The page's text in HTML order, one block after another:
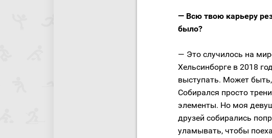
— Всю твою карьеру
было?
— Это случилось на
Хельсинборге в 2018
выступать. Может
Собирался просто
элементы. Но моя
друзей собирались
уламывать, чтобы